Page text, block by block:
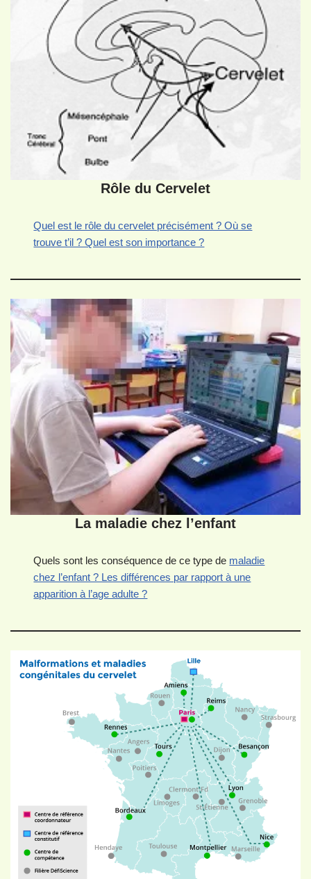
Rôle du Cervelet
Quel est le rôle du cervelet précisément ? Où se
trouve t’il ? Quel est son importance ?
La maladie chez l’enfant
Quels sont les conséquence de ce type de maladie
chez l’enfant ? Les différences par rapport à une
apparition à l’age adulte ?